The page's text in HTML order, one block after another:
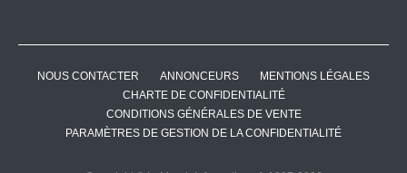
NOUS CONTACTER ANNONCEURS
MENTIONS LÉGALES
CHARTE DE CONFIDENTIALITÉ
CONDITIONS GÉNÉRALES DE VENTE
PARAMÈTRES DE GESTION DE LA CONFIDENTIALITÉ